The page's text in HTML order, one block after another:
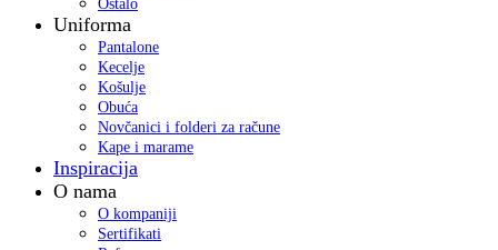
Ostalo
Uniforma
Pantalone
Kecelje
Košulje
Obuća
Novčanici i folderi za račune
Kape i marame
Inspiracija
O nama
O kompaniji
Sertifikati